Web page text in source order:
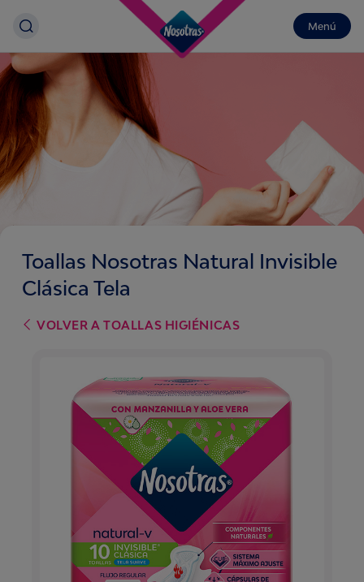
Menú
Toallas Nosotras Natural Invisible
Clásica Tela
VOLVER ATOALLAS HIGIÉNICAS